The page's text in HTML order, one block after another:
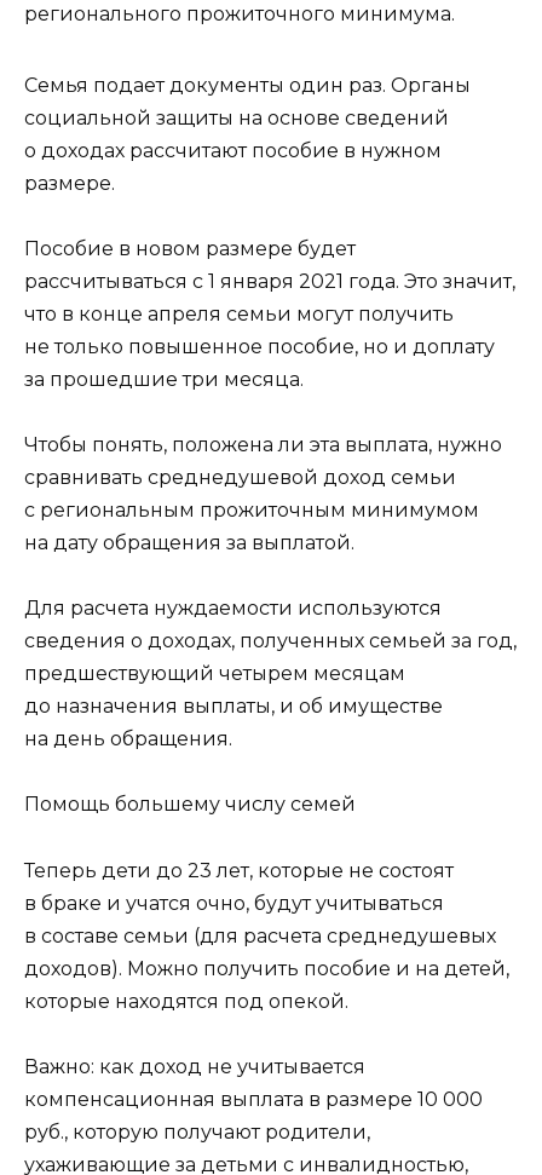
регионального прожиточного минимума.
Семья подает документы один раз. Органы
социальной защиты на основе сведений
о доходах рассчитают пособие в нужном
размере.
Пособие в новом размере будет
рассчитываться с 1 января 2021 года. Это значит,
что в конце апреля семьи могут получить
не только повышенное пособие, но и доплату
за прошедшие три месяца.
Чтобы понять, положена ли эта выплата, нужно
сравнивать среднедушевой доход семьи
с региональным прожиточным минимумом
на дату обращения за выплатой.
Для расчета нуждаемости используются
сведения о доходах, полученных семьей за год,
предшествующий четырем месяцам
до назначения выплаты, и об имуществе
на день обращения.
Помощь большему числу семей
Теперь дети до 23 лет, которые не состоят
в браке и учатся очно, будут учитываться
в составе семьи (для расчета среднедушевых
доходов). Можно получить пособие и на детей,
которые находятся под опекой.
Важно: как доход не учитывается
компенсационная выплата в размере 10 000
руб., которую получают родители,
ухаживающие за детьми с инвалидностью,